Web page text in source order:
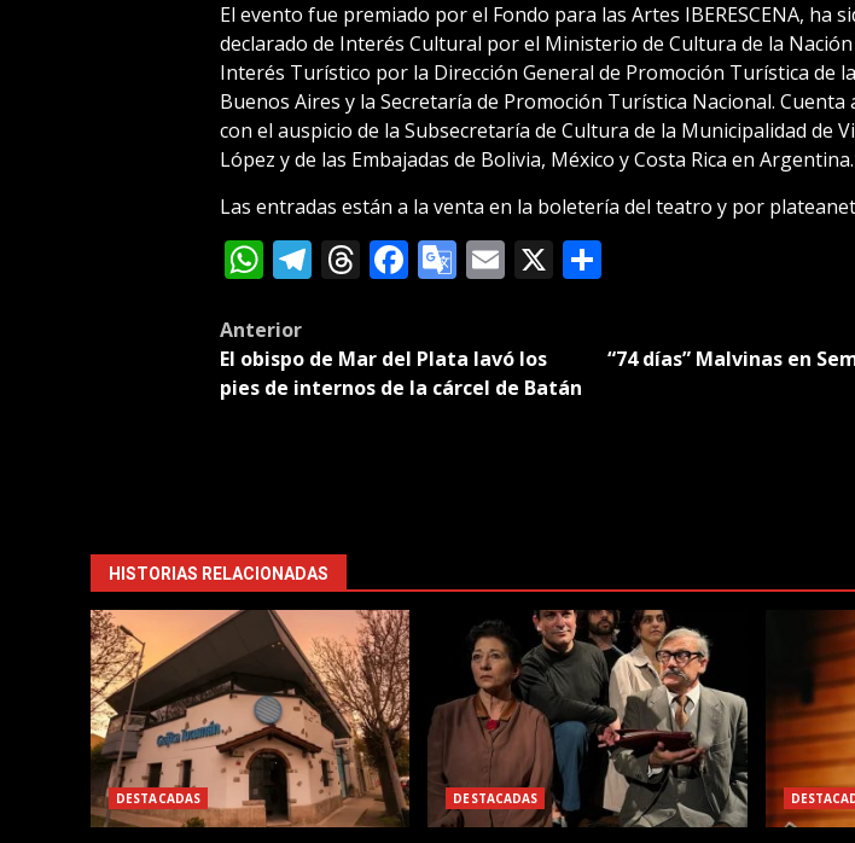
El evento fue premiado por el Fondo para las Artes IBERESCENA, ha
declarado de Interés Cultural por el Ministerio de Cultura de la Nación
Interés Turístico por la Dirección General de Promoción Turística de
Buenos Aires y la Secretaría de Promoción Turística Nacional. Cuenta
con el auspicio de la Subsecretaría de Cultura de la Municipalidad de
López y de las Embajadas de Bolivia, México y Costa Rica en Argentina.
Las entradas están a la venta en la boletería del teatro y por
WhatsApp
Telegram
Threads
Facebook
Google
Email
X Compartir
Post
navigation
Anterior
El obispo de Mar del Plata lavó los
pies de internos de la cárcel de Batán
“74 días” Malvinas en
HISTORIAS RELACIONADAS
DESTACADAS DESTACADAS